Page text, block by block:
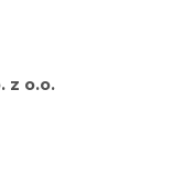
z o.o.